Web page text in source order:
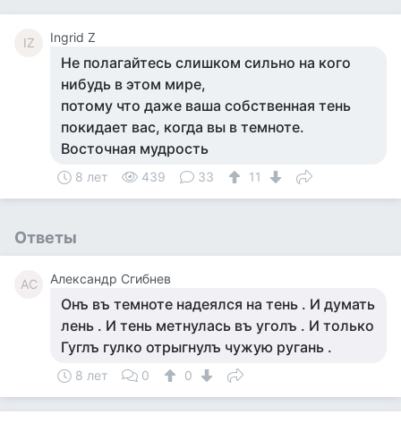
IZ Ingrid Z
Не полагайтесь слишком сильно на кого
нибудь в этом мире,
потому что даже ваша собственная тень
покидает вас, когда вы в темноте.
Восточная мудрость
8 лет 439 33 11
Ответы
АС Александр Сгибнев
Онъ въ темноте надеялся на тень . И думать
лень . И тень метнулась въ уголъ . И только
Гуглъ гулко отрыгнулъ чужую ругань .
8 лет 0 0